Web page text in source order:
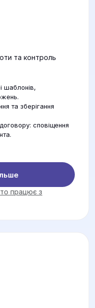
та контроль
шаблонів,
та зберігання
сповіщення
працює з